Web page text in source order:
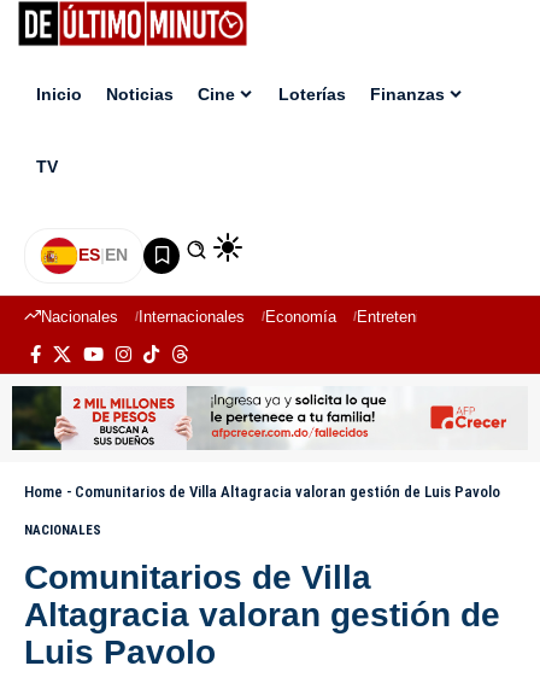
Inicio Noticias Cine Loterías Finanzas
TV
ES|EN
Nacionales Internacionales Economía Entretenimiento
Home - Comunitarios de Villa Altagracia valoran gestión de Luis Pavolo
NACIONALES
Comunitarios de Villa
Altagracia valoran gestión de
Luis Pavolo